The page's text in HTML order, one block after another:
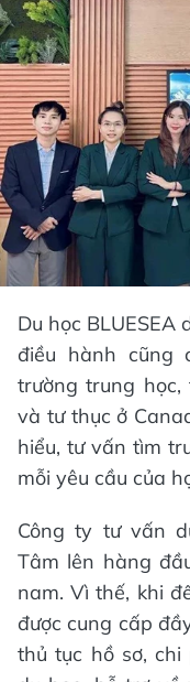
Du học BLUESEA
điều hành cũng
trường trung
và tư thục ở
hiểu, tư vấn tìm
mỗi yêu cầu của
Công ty tư vấn
Tâm lên hàng
nam. Vì thế, khi
được cung cấp
thủ tục hồ sơ, chi